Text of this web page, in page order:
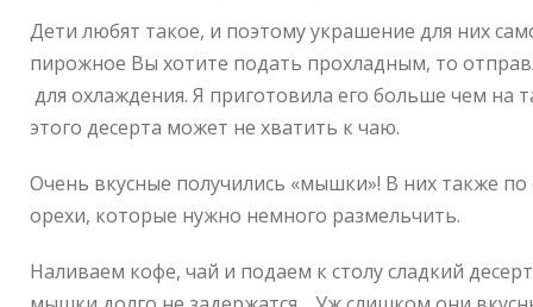
Дети любят такое, и поэтому украшение для них
пирожное Вы хотите подать прохладным, то
для охлаждения. Я приготовила его больше чем на
этого десерта может не хватить к чаю.
Очень вкусные получились «мышки»! В них также
орехи, которые нужно немного размельчить.
Наливаем кофе, чай и подаем к столу сладкий